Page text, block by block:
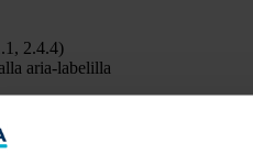
2.4.4)
aria-labelilla
aria-labelilla